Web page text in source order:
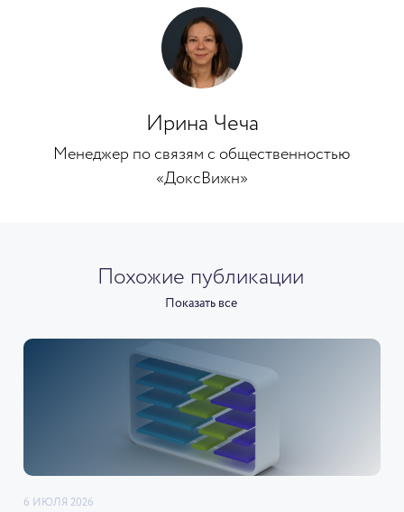
Ирина Чеча
Менеджер по связям с общественностью
«ДоксВижн»
Похожие публикации
Показать все
6 ИЮЛЯ 2026